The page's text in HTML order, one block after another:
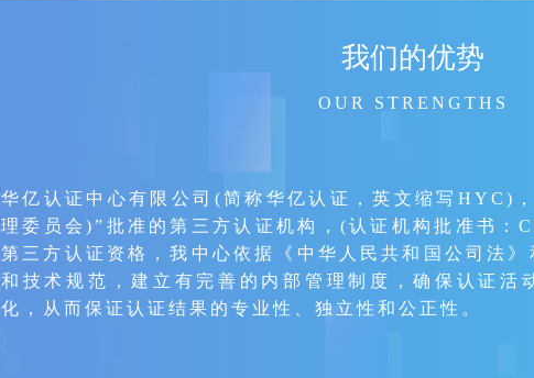
我们的优势
OUR STRENGTHS
华亿认证中心有限公司(简称华亿认证，英文缩写HYC)
理委员会)”批准的第三方认证机构，(认证机构批准书
第三方认证资格，我中心依据《中华人民共和国公司法
和技术规范，建立有完善的内部管理制度，确保认证活
化，从而保证认证结果的专业性、独立性和公正性。